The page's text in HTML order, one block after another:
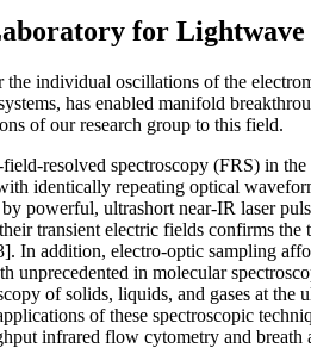
for
the individual oscillations of the
has enabled manifold
of our research group to this field.
resolved spectroscopy (FRS) in
identically repeating optical
powerful, ultrashort near-IR laser
transient electric fields confirms
In addition, electro-optic sampling
unprecedented in molecular
of solids, liquids, and gases at
of these spectroscopic
infrared flow cytometry and breath